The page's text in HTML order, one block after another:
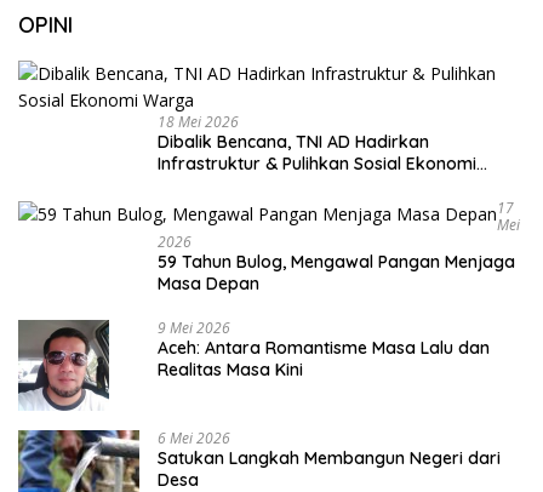
OPINI
18 Mei 2026
Dibalik Bencana, TNI AD Hadirkan
Infrastruktur & Pulihkan Sosial Ekonomi
17
Mei
2026
59 Tahun Bulog, Mengawal Pangan Menjaga
Masa Depan
9 Mei 2026
Aceh: Antara Romantisme Masa Lalu dan
Realitas Masa Kini
6 Mei 2026
Satukan Langkah Membangun Negeri dari
Desa